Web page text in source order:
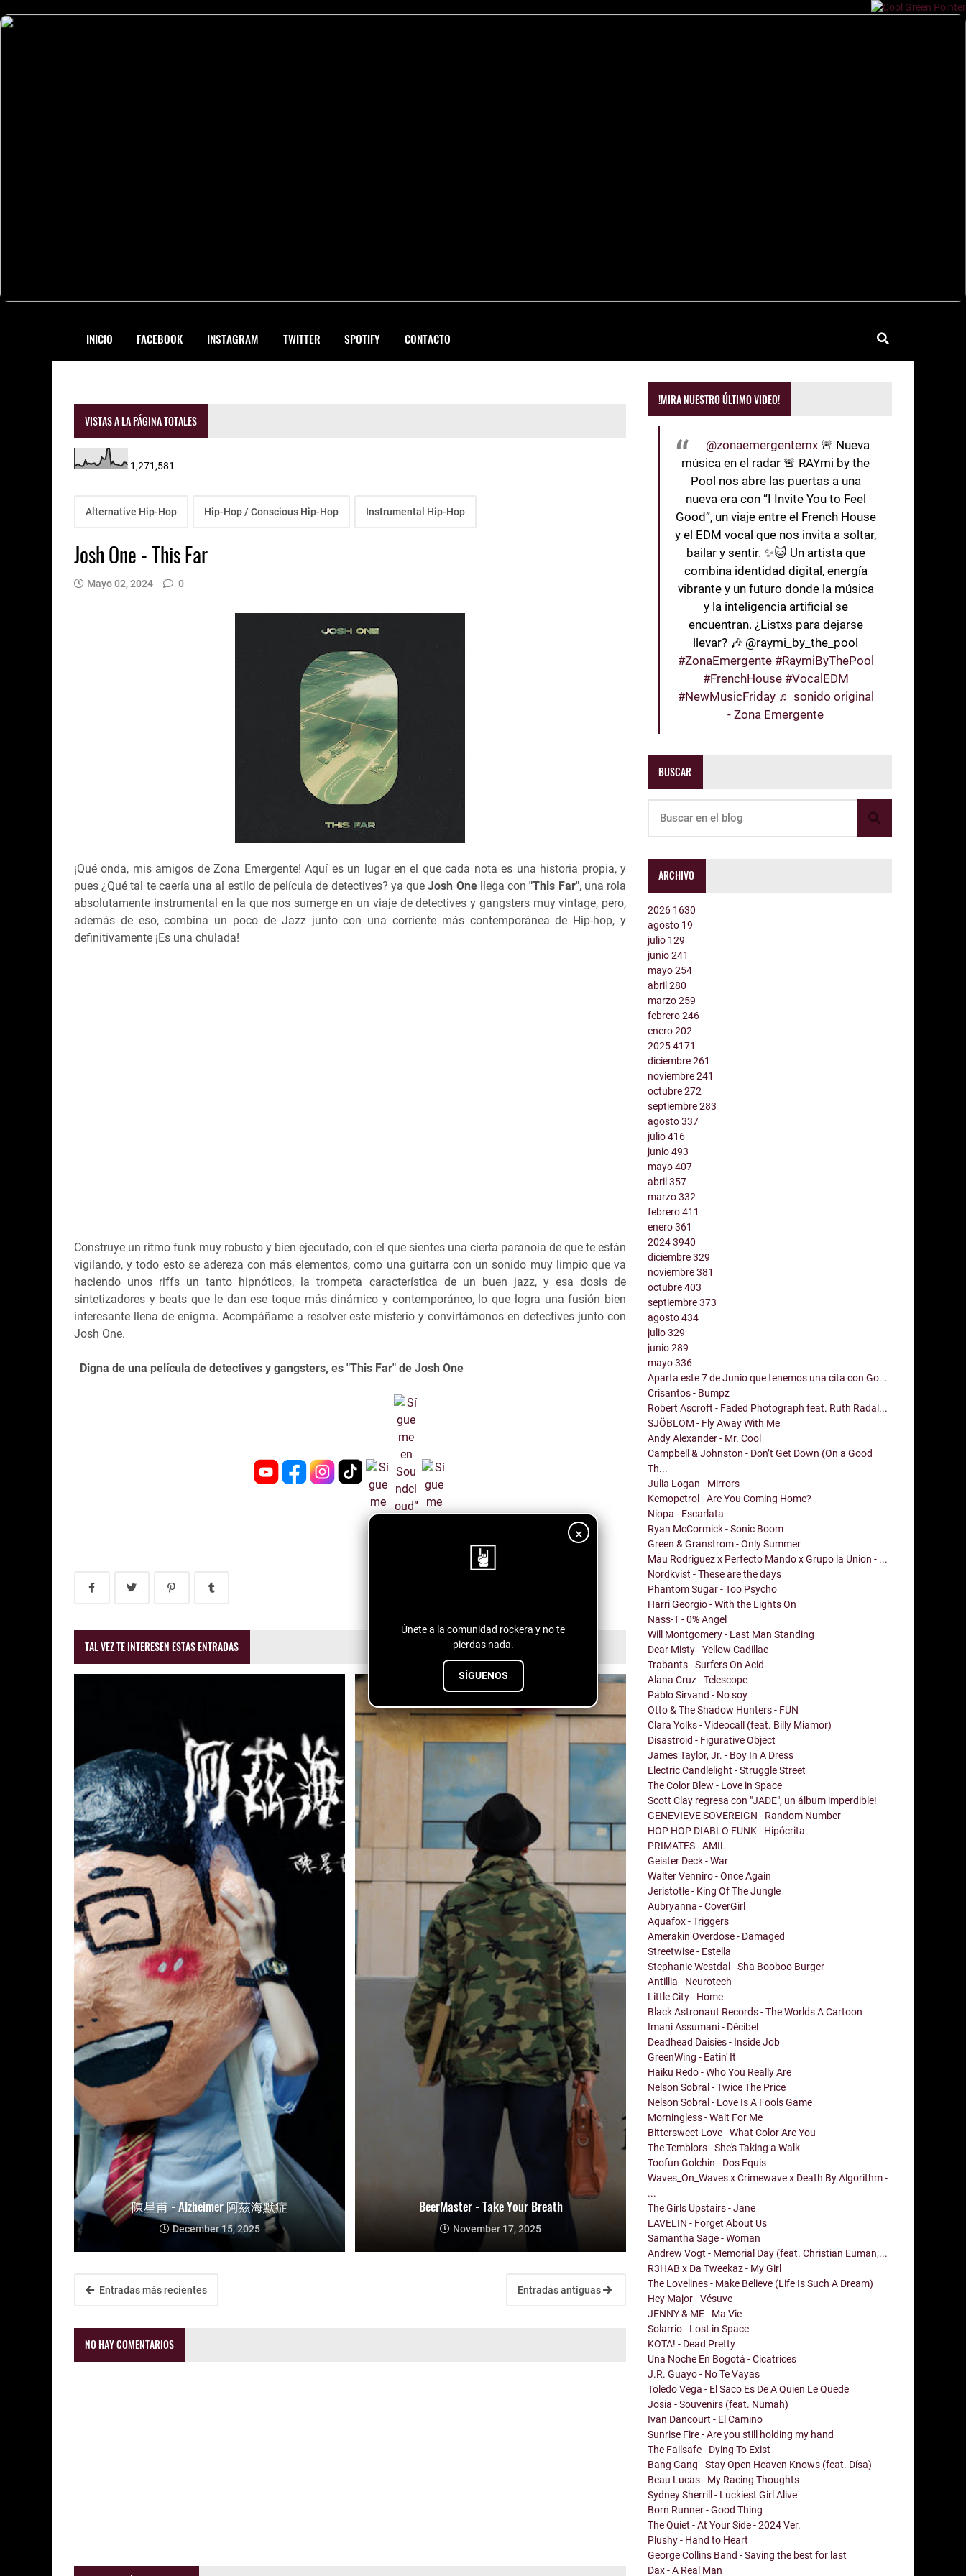
INICIO FACEBOOK INSTAGRAM TWITTER SPOTIFY CONTACTO
×
Únete a la comunidad rockera y no te
pierdas nada.
SÍGUENOS
VISTAS A LA PÁGINA TOTALES
1,271,581
Alternative Hip-Hop Hip-Hop / Conscious Hip-Hop Instrumental Hip-Hop
Josh One - This Far
Mayo 02, 2024 0
¡Qué onda, mis amigos de Zona Emergente! Aquí es un lugar en el que cada nota es una historia propia, y
pues ¿Qué tal te caería una al estilo de película de detectives? ya queJosh Onellega con "This Far", una rola
absolutamente instrumental en la que nos sumerge en un viaje de detectives y gangsters muy vintage, pero,
además de eso, combina un poco de Jazz junto con una corriente más contemporánea de Hip-hop, y
definitivamente ¡Es una chulada!
Construye un ritmo funk muy robusto y bien ejecutado, con el que sientes una cierta paranoia de que te están
vigilando, y todo esto se adereza con más elementos, como una guitarra con un sonido muy limpio que va
haciendo unos riffs un tanto hipnóticos, la trompeta característica de un buen jazz, y esa dosis de
sintetizadores y beats que le dan ese toque más dinámico y contemporáneo, lo que logra una fusión bien
interesante llena de enigma. Acompáñame a resolver este misterio y convirtámonos en detectives junto con
Josh One.
Digna de una película de detectives y gangsters, es "This Far" de Josh One
TAL VEZ TE INTERESEN ESTAS ENTRADAS
陳星甫 - Alzheimer 阿茲海默症
December 15, 2025
BeerMaster - Take Your Breath
November 17, 2025
Entradas más recientes Entradas antiguas
NO HAY COMENTARIOS
!MIRA NUESTRO ÚLTIMO VIDEO!
@zonaemergentemx 🚨 Nueva
música en el radar 🚨 RAYmi by the
Pool nos abre las puertas a una
nueva era con “I Invite You to Feel
Good”, un viaje entre el French House
y el EDM vocal que nos invita a soltar,
bailar y sentir. ✨🐱 Un artista que
combina identidad digital, energía
vibrante y un futuro donde la música
y la inteligencia artificial se
encuentran. ¿Listxs para dejarse
llevar? 🎶 @raymi_by_the_pool
#ZonaEmergente #RaymiByThePool
#FrenchHouse #VocalEDM
#NewMusicFriday ♬ sonido original
- Zona Emergente
BUSCAR
ARCHIVO
2026 1630
agosto 19
julio 129
junio241
mayo254
abril280
marzo259
febrero246
enero202
20254171
diciembre261
noviembre241
octubre272
septiembre283
agosto337
julio416
junio493
mayo407
abril357
marzo332
febrero411
enero361
20243940
diciembre329
noviembre381
octubre403
septiembre373
agosto434
julio329
junio289
mayo336
Aparta este 7 de Junio que tenemos una cita con Go...
Crisantos - Bumpz
Robert Ascroft - Faded Photograph feat. Ruth Radal...
SJÖBLOM - Fly Away With Me
Andy Alexander - Mr. Cool
Campbell & Johnston - Don’t Get Down (On a Good
Th...
Julia Logan - Mirrors
Kemopetrol - Are You Coming Home?
Niopa - Escarlata
Ryan McCormick - Sonic Boom
Green & Granstrom - Only Summer
Mau Rodriguez x Perfecto Mando x Grupo la Union - ...
Nordkvist - These are the days
Phantom Sugar - Too Psycho
Harri Georgio - With the Lights On
Nass-T - 0% Angel
Will Montgomery - Last Man Standing
Dear Misty - Yellow Cadillac
Trabants - Surfers On Acid
Alana Cruz - Telescope
Pablo Sirvand - No soy
Otto & The Shadow Hunters - FUN
Clara Yolks - Videocall (feat. Billy Miamor)
Disastroid - Figurative Object
James Taylor, Jr. - Boy In A Dress
Electric Candlelight - Struggle Street
The Color Blew - Love in Space
Scott Clay regresa con "JADE", un álbum imperdible!
GENEVIEVE SOVEREIGN - Random Number
HOP HOP DIABLO FUNK - Hipócrita
PRIMATES - AMIL
Geister Deck - War
Walter Venniro - Once Again
Jeristotle - King Of The Jungle
Aubryanna - CoverGirl
Aquafox - Triggers
Amerakin Overdose - Damaged
Streetwise - Estella
Stephanie Westdal - Sha Booboo Burger
Antillia - Neurotech
Little City - Home
Black Astronaut Records - The Worlds A Cartoon
Imani Assumani - Décibel
Deadhead Daisies - Inside Job
GreenWing - Eatin' It
Haiku Redo - Who You Really Are
Nelson Sobral - Twice The Price
Nelson Sobral - Love Is A Fools Game
Morningless - Wait For Me
Bittersweet Love - What Color Are You
The Temblors - She's Taking a Walk
Toofun Golchin - Dos Equis
Waves_On_Waves x Crimewave x Death By Algorithm -
...
The Girls Upstairs - Jane
LAVELIN - Forget About Us
Samantha Sage - Woman
Andrew Vogt - Memorial Day (feat. Christian Euman,...
R3HAB x Da Tweekaz - My Girl
The Lovelines - Make Believe (Life Is Such A Dream)
Hey Major - Vésuve
JENNY & ME - Ma Vie
Solarrio - Lost in Space
KOTA! - Dead Pretty
Una Noche En Bogotá - Cicatrices
J.R. Guayo - No Te Vayas
Toledo Vega - El Saco Es De A Quien Le Quede
Josia - Souvenirs (feat. Numah)
Ivan Dancourt - El Camino
Sunrise Fire - Are you still holding my hand
The Failsafe - Dying To Exist
Bang Gang - Stay Open Heaven Knows (feat. Dísa)
Beau Lucas - My Racing Thoughts
Sydney Sherrill - Luckiest Girl Alive
Born Runner - Good Thing
The Quiet - At Your Side - 2024 Ver.
Plushy - Hand to Heart
George Collins Band - Saving the best for last
Dax - A Real Man